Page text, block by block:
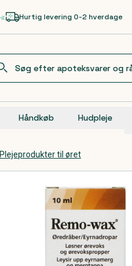
Hurtig levering 0-2 hverdage
Håndkøb Hudpleje
Plejeprodukter til øret